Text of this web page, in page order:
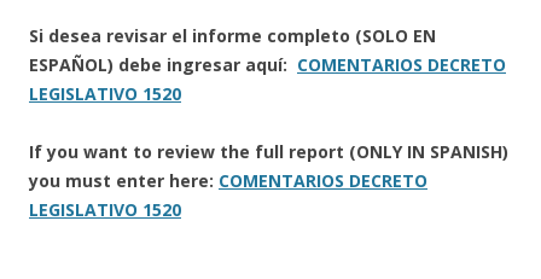
Si desea revisar el informe completo (SOLO EN
ESPAÑOL) debe ingresar aquí: COMENTARIOS DECRETO
LEGISLATIVO 1520
If you want to review the full report (ONLY IN SPANISH)
you must enter here: COMENTARIOS DECRETO
LEGISLATIVO 1520